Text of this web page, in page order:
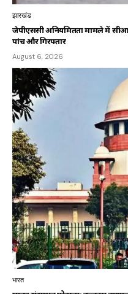
झारखंड
जेपीएससी अनियमितता मामले में
पांच और गिरफ्तार
August 6, 2026
भारत